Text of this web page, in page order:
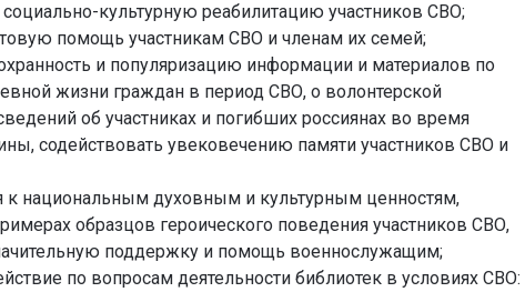
культурную реабилитацию участников СВО;
помощь участникам СВО и членам их семей;
и популяризацию информации и материалов по
жизни граждан в период СВО, о волонтерской
об участниках и погибших россиянах во время
содействовать увековечению памяти участников СВО и
к национальным духовным и культурным ценностям,
образцов героического поведения участников СВО,
поддержку и помощь военнослужащим;
по вопросам деятельности библиотек в условиях СВО: